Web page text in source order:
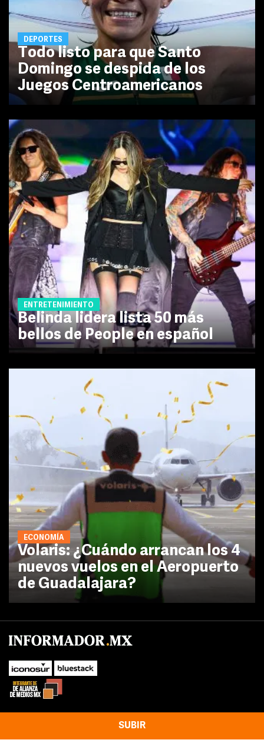
DEPORTES
Todo listo para que Santo
Domingo se despida de los
Juegos Centroamericanos
ENTRETENIMIENTO
Belinda lidera lista 50 más
bellos de People en español
ECONOMÍA
Volaris: ¿Cuándo arrancan los 4
nuevos vuelos en el Aeropuerto
de Guadalajara?
SUBIR